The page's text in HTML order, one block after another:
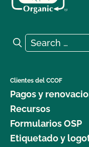
Search for:
Search
Clientes del CCOF
Pagos y
Recursos
Formularios OSP
Etiquetado y